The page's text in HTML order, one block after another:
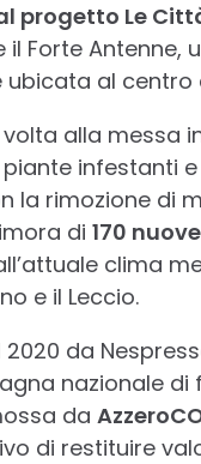
progetto Le
Forte
al centro
alla messa
infestanti
la rimozione di
di 170
clima
e il Leccio.
da
nazionale di
da
di restituire